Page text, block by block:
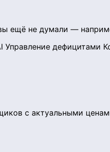
не думали —
Управление дефицитами
с актуальными